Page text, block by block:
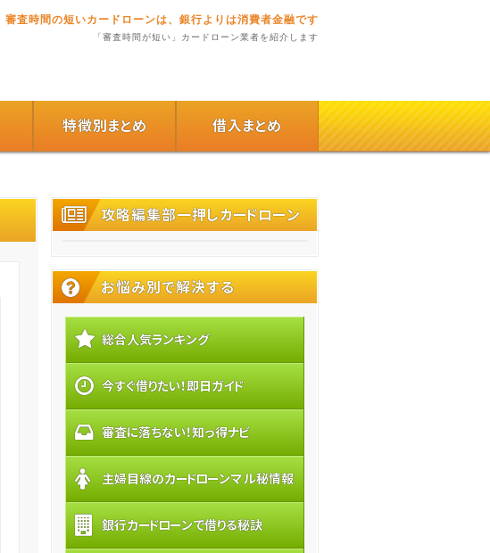
審査時間の短いカードローンは、銀行よりは消費者金融です
「審査時間が短い」カードローン業者を紹介します
特徴別まとめ 借入まとめ
攻略編集部一押しカードローン
お悩み別で解決する
総合人気ランキング
今すぐ借りたい！即日ガイド
審査に落ちない！知っ得ナビ
主婦目線のカードローンマル秘情報
銀行カードローンで借りる秘訣